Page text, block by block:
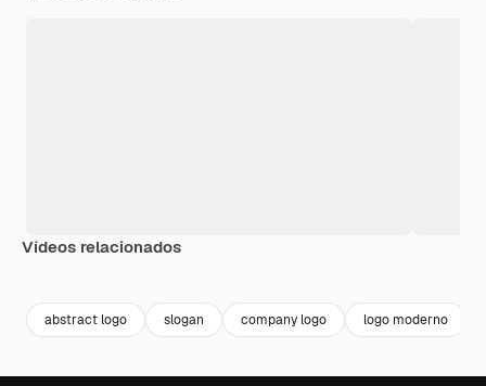
Vídeos relacionados
abstract logo slogan company logo logo moderno